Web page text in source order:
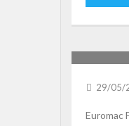
29/05/
Euromac